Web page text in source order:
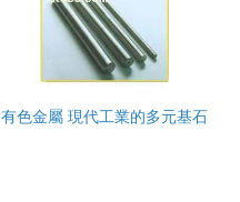
有色金屬 現代工業的多元基石